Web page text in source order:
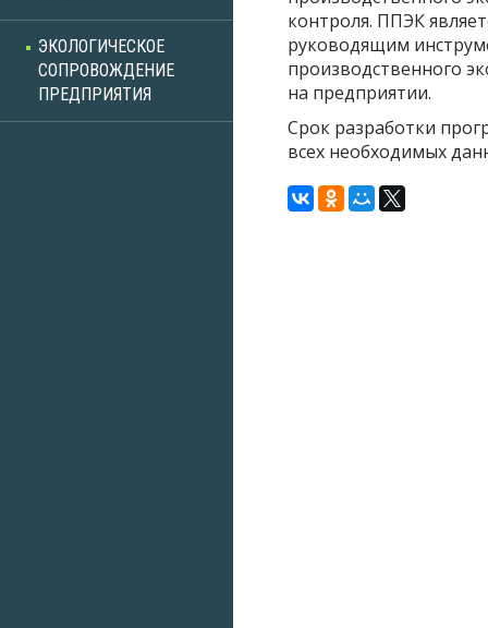
ЭКОЛОГИЧЕСКОЕ
СОПРОВОЖДЕНИЕ
ПРЕДПРИЯТИЯ
контроля. ППЭК
руководящим
производственного
на предприятии.
Срок разработки
всех необходимых